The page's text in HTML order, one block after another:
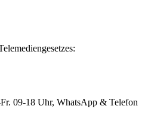
09-18 Uhr, WhatsApp & Telefon